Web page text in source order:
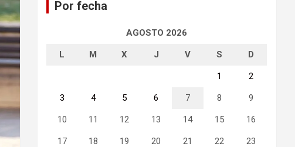
Por fecha
AGOSTO 2026
L M X J V S D
1 2
3 4 5 6 7 8 9
10 11 12 13 14 15 16
17 18 19 20 21 22 23